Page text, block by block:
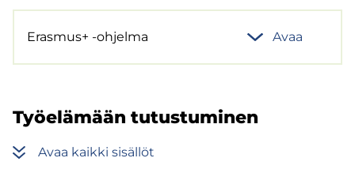
Eras­mus+ -​ohjelma Avaa
Työ­elä­mään tu­tus­tu­mi­nen
Avaa kaik­ki si­säl­löt